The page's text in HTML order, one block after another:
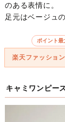
のある表情に。
足元はベージュ
ポイント
楽天ファッショ
キャミワンピー